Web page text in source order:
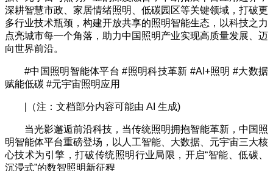
深耕智慧市政、家居情绪照明、低碳园区等关键领域，打破更
多行业技术瓶颈，构建开放共享的照明智能生态，以科技之力
点亮城市每一个角落，助力中国照明产业实现高质量发展、迈
向世界前沿。
#中国照明智能体平台 #照明科技革新 #AI+照明 #大数据
赋能低碳 #元宇宙照明应用
|（注：文档部分内容可能由 AI 生成)
当光影邂逅前沿科技，当传统照明拥抱智能革新，中国照
明智能体平台重磅登场，以人工智能、大数据、元宇宙三大核
心技术为引擎，打破传统照明行业局限，开启“智能、低碳、
沉浸式”的数智照明新征程